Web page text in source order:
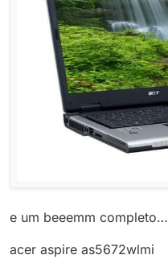
e um beeemm completo…
acer aspire as5672wlmi